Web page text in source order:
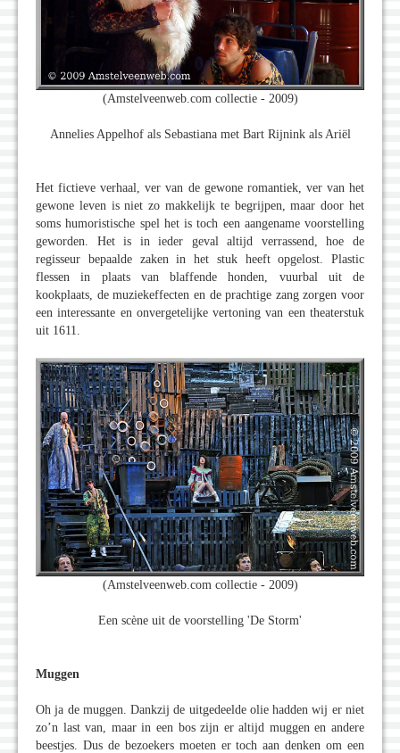
(Amstelveenweb.com collectie - 2009)
Annelies Appelhof als Sebastiana met Bart Rijnink als Ariël
Het fictieve verhaal, ver van de gewone romantiek, ver van het
gewone leven is niet zo makkelijk te begrijpen, maar door het
soms humoristische spel het is toch een aangename voorstelling
geworden. Het is in ieder geval altijd verrassend, hoe de
regisseur bepaalde zaken in het stuk heeft opgelost. Plastic
flessen in plaats van blaffende honden, vuurbal uit de
kookplaats, de muziekeffecten en de prachtige zang zorgen voor
een interessante en onvergetelijke vertoning van een theaterstuk
uit 1611.
(Amstelveenweb.com collectie - 2009)
Een scène uit de voorstelling 'De Storm'
Muggen
Oh ja de muggen. Dankzij de uitgedeelde olie hadden wij er niet
zo’n last van, maar in een bos zijn er altijd muggen en andere
beestjes. Dus de bezoekers moeten er toch aan denken om een